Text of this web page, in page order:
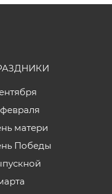
февраля
матери
Победы